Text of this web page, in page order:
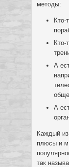
методы:
Кто-
Кто-
А
А
Каждый
плюсы и
так